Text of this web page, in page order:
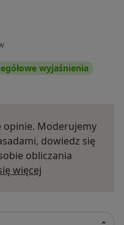
wyjaśnienia
opinie. Moderujemy
dowiedz się
obliczania
więcej